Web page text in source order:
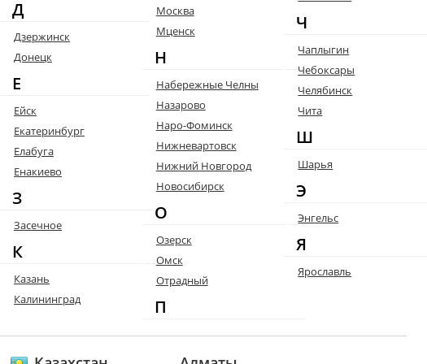
Д
Дзержинск
Донецк
Е
Ейск
Екатеринбург
Елабуга
Енакиево
З
Засечное
К
Казань
Калининград
Москва
Мценск
Н
Набережные Челны
Назарово
Наро-Фоминск
Нижневартовск
Нижний Новгород
Новосибирск
О
Озерск
Омск
Отрадный
П
Ч
Чаплыгин
Чебоксары
Челябинск
Чита
Ш
Шарья
Э
Энгельс
Я
Ярославль